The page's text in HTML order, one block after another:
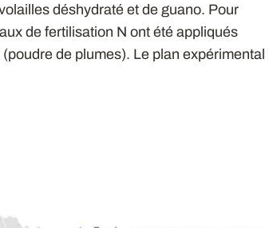
déshydraté et de guano. Pour
de fertilisation N ont été appliqués
de plumes). Le plan expérimental